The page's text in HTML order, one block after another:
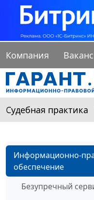
Компания
Судебная практика
Информационно-
обеспечение
Безупречный